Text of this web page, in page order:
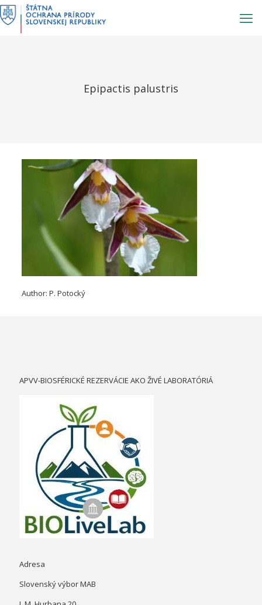
Prejsť
na
obsah
Epipactis palustris
Author: P. Potocký
APVV-BIOSFÉRICKÉ REZERVÁCIE AKO ŽIVÉ LABORATÓRIÁ
Adresa
Slovenský výbor MAB